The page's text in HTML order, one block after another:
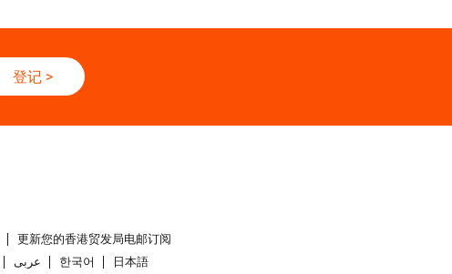
登记>
更新您的香港贸发局电邮订阅
عربى 한국어 日本語